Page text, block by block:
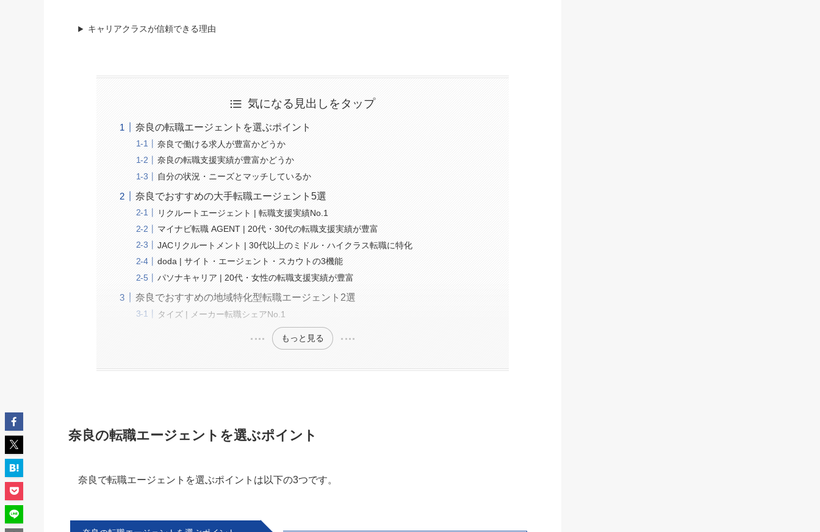
キャリアクラスが信頼できる理由
気になる見出しをタップ
奈良の転職エージェントを選ぶポイント
奈良で働ける求人が豊富かどうか
奈良の転職支援実績が豊富かどうか
自分の状況・ニーズとマッチしているか
奈良でおすすめの大手転職エージェント5選
リクルートエージェント | 転職支援実績No.1
マイナビ転職 AGENT | 20代・30代の転職支援実績が豊富
JACリクルートメント | 30代以上のミドル・ハイクラス転職に特化
doda | サイト・エージェント・スカウトの3機能
パソナキャリア | 20代・女性の転職支援実績が豊富
奈良でおすすめの地域特化型転職エージェント2選
タイズ | メーカー転職シェアNo.1
もっと見る
奈良の転職エージェントを選ぶポイント
奈良で転職エージェントを選ぶポイントは以下の3つです。